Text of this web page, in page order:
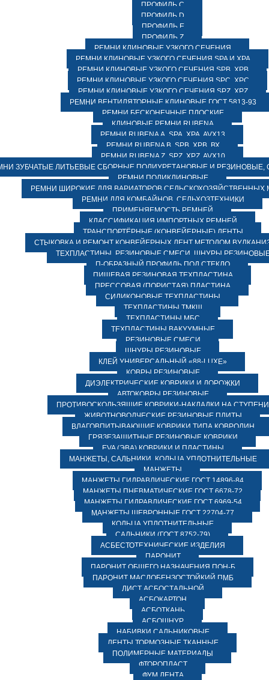
ПРОФИЛЬ C
ПРОФИЛЬ D
ПРОФИЛЬ E
ПРОФИЛЬ Z
РЕМНИ КЛИНОВЫЕ УЗКОГО СЕЧЕНИЯ
РЕМНИ КЛИНОВЫЕ УЗКОГО СЕЧЕНИЯ SPA И XPA
РЕМНИ КЛИНОВЫЕ УЗКОГО СЕЧЕНИЯ SPB, XPB
РЕМНИ КЛИНОВЫЕ УЗКОГО СЕЧЕНИЯ SPC, XPC
РЕМНИ КЛИНОВЫЕ УЗКОГО СЕЧЕНИЯ SPZ, XPZ
РЕМНИ ВЕНТИЛЯТОРНЫЕ КЛИНОВЫЕ ГОСТ 5813-93
РЕМНИ БЕСКОНЕЧНЫЕ ПЛОСКИЕ
КЛИНОВЫЕ РЕМНИ RUBENA
РЕМНИ RUBENA А, SPA, XPA, AVX13
РЕМНИ RUBENA В, SPВ, ХPВ, ВХ
РЕМНИ RUBENA Z, SPZ, XPZ, AVX10
ЗУБЧАТЫЕ ЛИТЬЕВЫЕ СБОРНЫЕ ПОЛИУРЕТАНОВЫЕ И РЕЗИНОВЫЕ,
РЕМНИ ПОЛИКЛИНОВЫЕ
РЕМНИ ШИРОКИЕ ДЛЯ ВАРИАТОРОВ СЕЛЬСКОХОЗЯЙСТВЕННЫХ
РЕМНИ ДЛЯ КОМБАЙНОВ, СЕЛЬХОЗТЕХНИКИ
ПРИМЕНЯЕМОСТЬ РЕМНЕЙ
КЛАССИФИКАЦИЯ ИМПОРТНЫХ РЕМНЕЙ
ТРАНСПОРТЁРНЫЕ (КОНВЕЙЕРНЫЕ) ЛЕНТЫ
СТЫКОВКА И РЕМОНТ КОНВЕЙЕРНЫХ ЛЕНТ МЕТОДОМ
ТЕХПЛАСТИНЫ, РЕЗИНОВЫЕ СМЕСИ, ШНУРЫ
П-ОБРАЗНЫЙ ПРОФИЛЬ ПОД СТЕКЛО
ПИЩЕВАЯ РЕЗИНОВАЯ ТЕХПЛАСТИНА
ПРЕССОВАЯ (ПОРИСТАЯ) ПЛАСТИНА
СИЛИКОНОВЫЕ ТЕХПЛАСТИНЫ
ТЕХПЛАСТИНЫ ТМКЩ
ТЕХПЛАСТИНЫ МБС
ТЕХПЛАСТИНЫ ВАКУУМНЫЕ
РЕЗИНОВЫЕ СМЕСИ
ШНУРЫ РЕЗИНОВЫЕ
КЛЕЙ УНИВЕРСАЛЬНЫЙ «88-LUXE»
КОВРЫ РЕЗИНОВЫЕ
ДИЭЛЕКТРИЧЕСКИЕ КОВРИКИ И ДОРОЖКИ
АВТОКОВРЫ РЕЗИНОВЫЕ
ПРОТИВОСКОЛЬЗЯЩИЕ КОВРИКИ-НАКЛАДКИ НА СТУПЕНИ
ЖИВОТНОВОДЧЕСКИЕ РЕЗИНОВЫЕ ПЛИТЫ
ВЛАГОВПИТЫВАЮЩИЕ КОВРИКИ ТИПА КОВРОЛИН
ГРЯЗЕЗАЩИТНЫЕ РЕЗИНОВЫЕ КОВРИКИ
EVA (ЭВА) КОВРИКИ И ПЛАСТИНЫ
МАНЖЕТЫ, САЛЬНИКИ, КОЛЬЦА УПЛОТНИТЕЛЬНЫЕ
МАНЖЕТЫ
МАНЖЕТЫ ГИДРАВЛИЧЕСКИЕ ГОСТ 14896-84
МАНЖЕТЫ ПНЕВМАТИЧЕСКИЕ ГОСТ 6678-72
МАНЖЕТЫ ГИДРАВЛИЧЕСКИЕ ГОСТ 6969-54
МАНЖЕТЫ ШЕВРОННЫЕ ГОСТ 22704-77
КОЛЬЦА УПЛОТНИТЕЛЬНЫЕ
САЛЬНИКИ (ГОСТ 8752-79)
АСБЕСТОТЕХНИЧЕСКИЕ ИЗДЕЛИЯ
ПАРОНИТ
ПАРОНИТ ОБЩЕГО НАЗНАЧЕНИЯ ПОН-Б
ПАРОНИТ МАСЛОБЕНЗОСТОЙКИЙ ПМБ
ЛИСТ АСБОСТАЛЬНОЙ
АСБОКАРТОН
АСБОТКАНЬ
АСБОШНУР
НАБИВКИ САЛЬНИКОВЫЕ
ЛЕНТЫ ТОРМОЗНЫЕ ТКАННЫЕ
ПОЛИМЕРНЫЕ МАТЕРИАЛЫ
ФТОРОПЛАСТ
ФУМ ЛЕНТА